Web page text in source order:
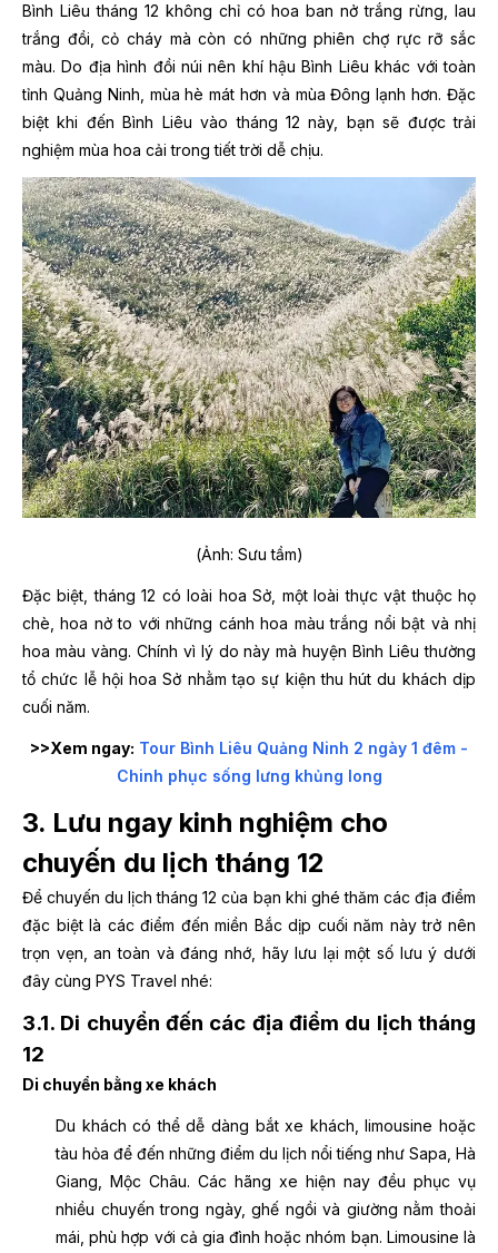
Bình Liêu tháng 12 không chỉ có hoa ban nở trắng rừng, lau
trắng đồi, cỏ cháy mà còn có những phiên chợ rực rỡ sắc
màu. Do địa hình đồi núi nên khí hậu Bình Liêu khác với toàn
tỉnh Quảng Ninh, mùa hè mát hơn và mùa Đông lạnh hơn. Đặc
biệt khi đến Bình Liêu vào tháng 12 này, bạn sẽ được trải
nghiệm mùa hoa cải trong tiết trời dễ chịu.
(Ảnh: Sưu tầm)
Đặc biệt, tháng 12 có loài hoa Sở, một loài thực vật thuộc họ
chè, hoa nở to với những cánh hoa màu trắng nổi bật và nhị
hoa màu vàng. Chính vì lý do này mà huyện Bình Liêu thường
tổ chức lễ hội hoa Sở nhằm tạo sự kiện thu hút du khách dịp
cuối năm.
>>Xem ngay: Tour Bình Liêu Quảng Ninh 2 ngày 1 đêm -
Chinh phục sống lưng khủng long
3. Lưu ngay kinh nghiệm cho
chuyến du lịch tháng 12
Để chuyến du lịch tháng 12 của bạn khi ghé thăm các địa điểm
đặc biệt là các điểm đến miền Bắc dịp cuối năm này trở nên
trọn vẹn, an toàn và đáng nhớ, hãy lưu lại một số lưu ý dưới
đây cùng PYS Travel nhé:
3.1. Di chuyển đến các địa điểm du lịch tháng
12
Di chuyển bằng xe khách
Du khách có thể dễ dàng bắt xe khách, limousine hoặc
tàu hỏa để đến những điểm du lịch nổi tiếng như Sapa, Hà
Giang, Mộc Châu. Các hãng xe hiện nay đều phục vụ
nhiều chuyến trong ngày, ghế ngồi và giường nằm thoải
mái, phù hợp với cả gia đình hoặc nhóm bạn. Limousine là